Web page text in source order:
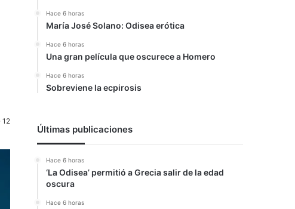
12
Hace 6 horas
María José Solano: Odisea erótica
Hace 6 horas
Una gran película que oscurece a Homero
Hace 6 horas
Sobreviene la ecpirosis
Últimas publicaciones
Hace 6 horas
‘La Odisea’ permitió a Grecia salir de la edad
oscura
Hace 6 horas